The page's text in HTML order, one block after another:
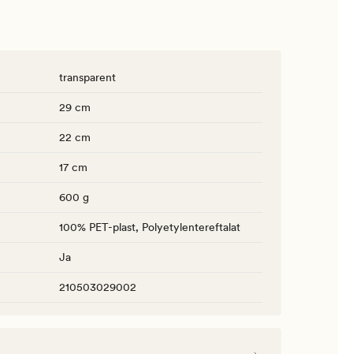
transparent
29 cm
22 cm
17 cm
600 g
100% PET-plast, Polyetylentereftalat
Ja
210503029002